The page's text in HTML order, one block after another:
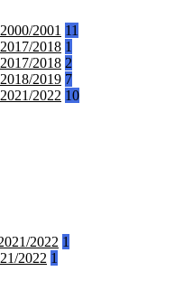
2001 11
2018 1
2018 2
2019 7
2022 10
2022 1
2022 1